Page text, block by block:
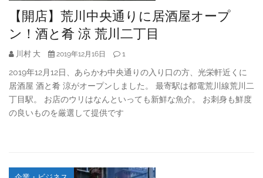
【開店】荒川中央通りに居酒屋オープ
ン！酒と肴 涼 荒川二丁目
川村 大 2019年12月16日 1
2019年12月12日、あらかわ中央通りの入り口の方、光栄軒近くに
居酒屋 酒と肴 涼がオープンしました。 最寄駅は都電荒川線荒川二
丁目駅。 お店のウリはなんといっても新鮮な魚介。 お刺身も鮮度
の良いものを厳選して提供です